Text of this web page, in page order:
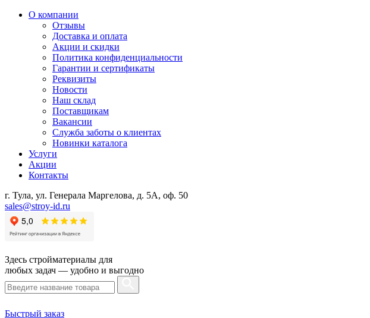
О компании
Отзывы
Доставка и оплата
Акции и скидки
Политика конфиденциальности
Гарантии и сертификаты
Реквизиты
Новости
Наш склад
Поставщикам
Вакансии
Служба заботы о клиентах
Новинки каталога
Услуги
Акции
Контакты
г. Тула, ул. Генерала Маргелова, д. 5А, оф. 50
sales@stroy-id.ru
Здесь стройматериалы для
любых задач — удобно и выгодно
Быстрый заказ